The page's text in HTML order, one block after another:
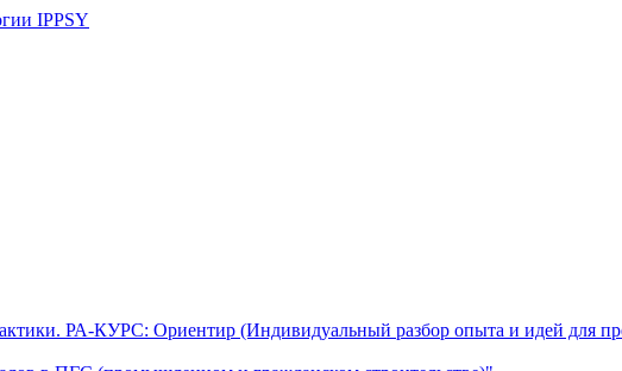
РА-КУРС: Ориентир (Индивидуальный разбор опыта и идей для